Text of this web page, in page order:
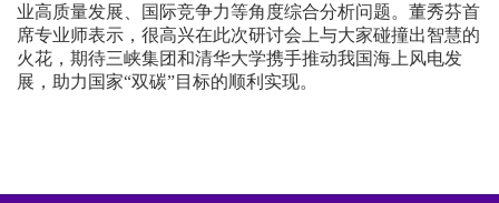
业高质量发展、国际竞争力等角度综合分析问题。董秀芬首
席专业师表示，很高兴在此次研讨会上与大家碰撞出智慧的
火花，期待三峡集团和清华大学携手推动我国海上风电发
展，助力国家“双碳”目标的顺利实现。